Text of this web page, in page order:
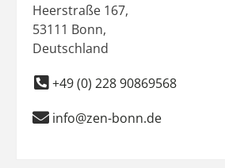
Heerstraße 167,
53111 Bonn,
Deutschland
+49 (0) 228 90869568
info@zen-bonn.de